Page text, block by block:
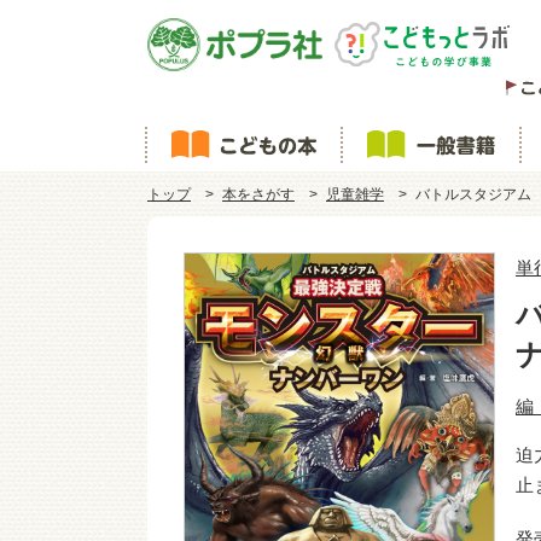
トップ 本をさがす 児童雑学 バトルスタジア
単
編
迫
止